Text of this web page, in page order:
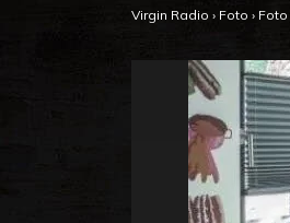
Virgin Radio › Foto › Foto